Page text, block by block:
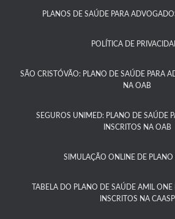
PLANOS DE SAÚDE PARA
POLÍTICA DE
SÃO CRISTÓVÃO: PLANO DE SAÚDE PARA
NA OAB
SEGUROS UNIMED: PLANO DE SAÚDE
INSCRITOS NA OAB
SIMULAÇÃO ONLINE DE PLANO
TABELA DO PLANO DE SAÚDE AMIL
INSCRITOS NA CAASP​